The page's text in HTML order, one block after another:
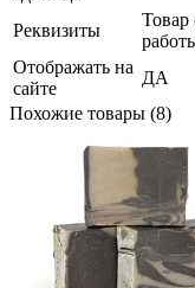
Реквизиты
Товар
Отображать на
сайте
ДА
Похожие товары (8)